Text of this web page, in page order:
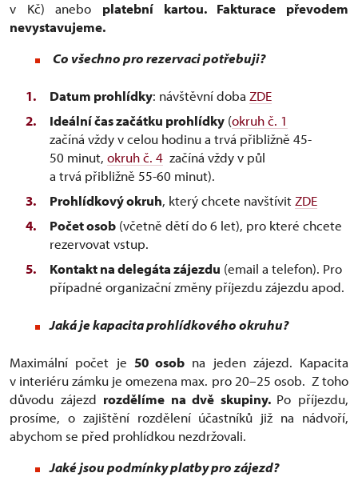
v Kč) anebo platební kartou. Fakturace převodem
nevystavujeme.
Co všechno pro rezervaci potřebuji?
Datum prohlídky: návštěvní doba ZDE
Ideální čas začátku prohlídky (okruh č. 1
začíná vždy v celou hodinu a trvá přibližně 45-
50 minut, okruh č. 4 začíná vždy v půl
a trvá přibližně 55-60 minut).
Prohlídkový okruh, který chcete navštívit ZDE
Počet osob (včetně dětí do 6 let), pro které chcete
rezervovat vstup.
Kontakt na delegáta zájezdu (email a telefon). Pro
případné organizační změny příjezdu zájezdu apod.
Jaká je kapacita prohlídkového okruhu?
Maximální počet je 50 osob na jeden zájezd​​​​​​. Kapacita
v interiéru zámku je omezena max. pro 20–25 osob. Z toho
důvodu zájezd rozdělíme na dvě skupiny. Po příjezdu,
prosíme, o zajištění rozdělení účastníků již na nádvoří,
abychom se před prohlídkou nezdržovali.
Jaké jsou podmínky platby pro zájezd?